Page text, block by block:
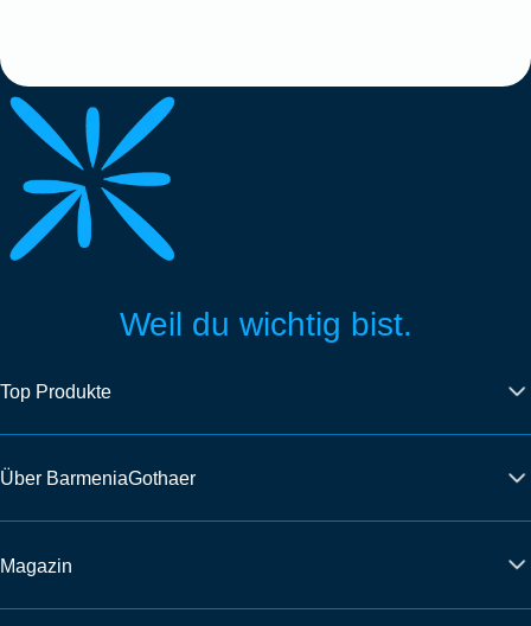
Weil du wichtig bist.
Top Produkte
Über BarmeniaGothaer
Magazin